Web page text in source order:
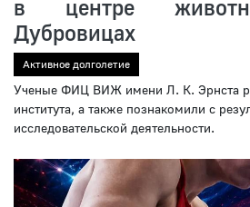
в центре
Дубровицах
Активное долголетие
Ученые ФИЦ ВИЖ имени Л. К. Эрнста
института, а также познакомили с
исследовательской деятельности.